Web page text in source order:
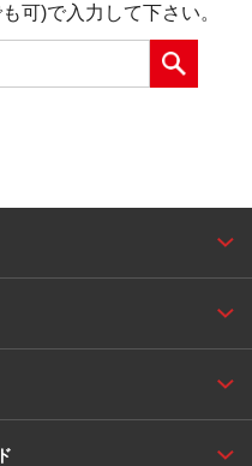
可)で入力して下さい。